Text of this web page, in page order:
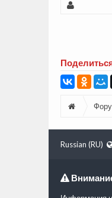
Russian (RU)